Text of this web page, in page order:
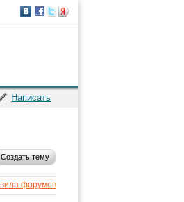
Написать
Создать тему
форумов